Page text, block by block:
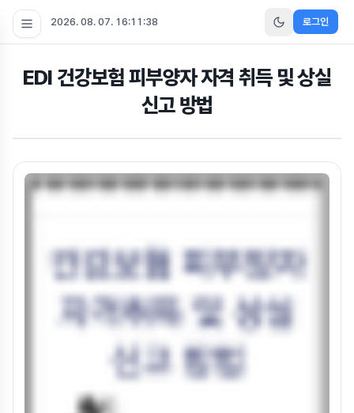
2026. 08. 07. 16:11:39 로그인
EDI 건강보험 피부양자 자격 취득 및 상실
신고 방법